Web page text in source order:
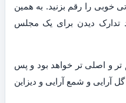
خوبی را رقم بزنید. به همین
تدارک دیدن برای یک مجلس
و اصلی تر خواهد بود و پس
آرایی و شمع آرایی و دیزاین